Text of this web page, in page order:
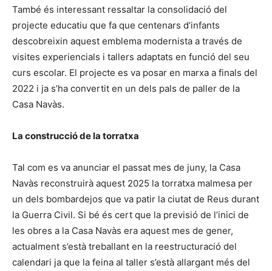
També és interessant ressaltar la consolidació del
projecte educatiu que fa que centenars d’infants
descobreixin aquest emblema modernista a través de
visites experiencials i tallers adaptats en funció del seu
curs escolar. El projecte es va posar en marxa a finals del
2022 i ja s’ha convertit en un dels pals de paller de la
Casa Navàs.
La construcció de la torratxa
Tal com es va anunciar el passat mes de juny, la Casa
Navàs reconstruirà aquest 2025 la torratxa malmesa per
un dels bombardejos que va patir la ciutat de Reus durant
la Guerra Civil. Si bé és cert que la previsió de l’inici de
les obres a la Casa Navàs era aquest mes de gener,
actualment s’està treballant en la reestructuració del
calendari ja que la feina al taller s’està allargant més del